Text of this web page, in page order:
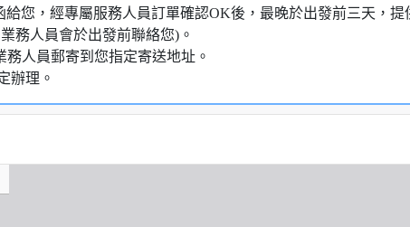
您，經專屬服務人員訂單確認OK後，最晚於出發前三天，
務人員會於出發前聯絡您)。
人員郵寄到您指定寄送地址。
辦理。